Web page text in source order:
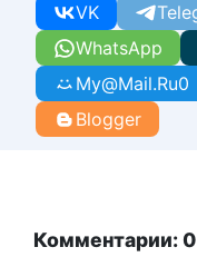
WhatsApp
VK
My@Mail.Ru0
Blogger
Комментарии: 0